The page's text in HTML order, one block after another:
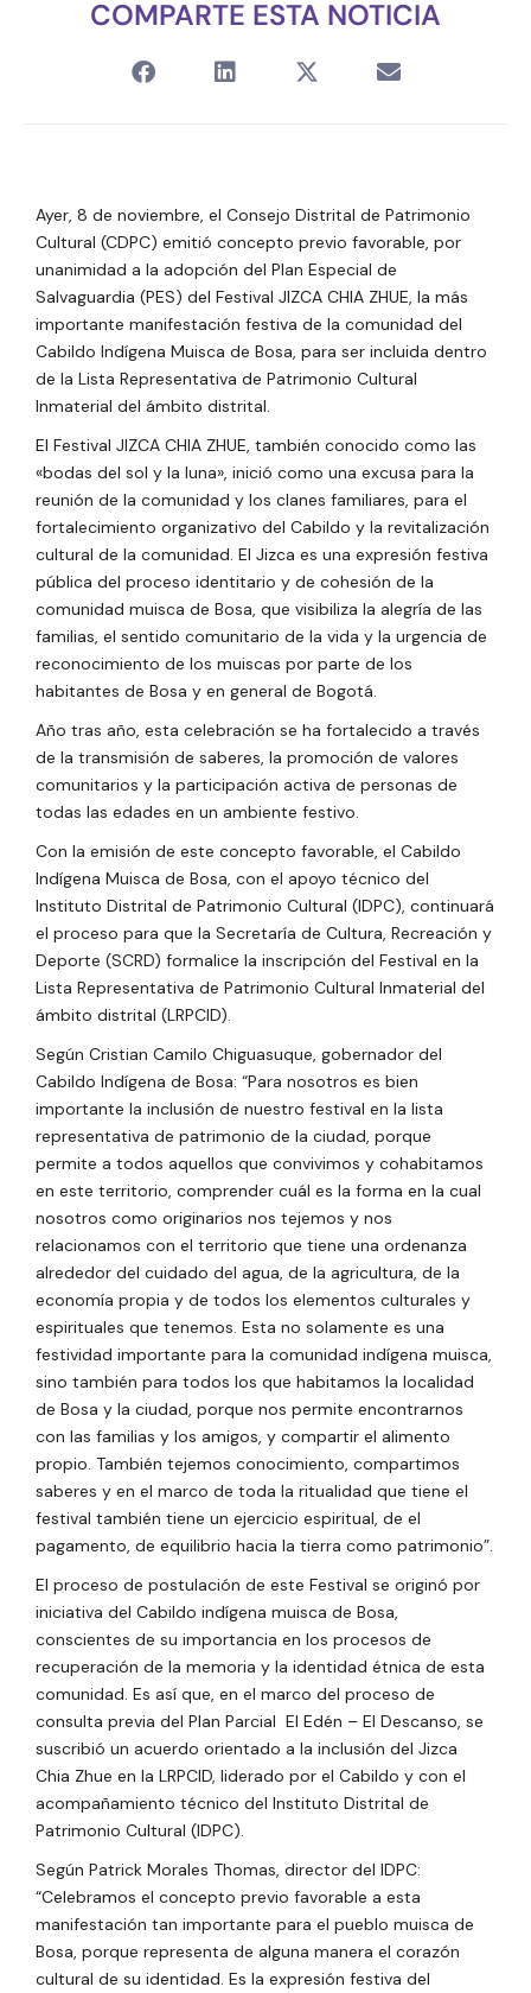
COMPARTE ESTA NOTICIA
Ayer, 8 de noviembre, el Consejo Distrital de Patrimonio
Cultural (CDPC) emitió concepto previo favorable, por
unanimidad a la adopción del Plan Especial de
Salvaguardia (PES) del Festival JIZCA CHIA ZHUE, la más
importante manifestación festiva de la comunidad del
Cabildo Indígena Muisca de Bosa, para ser incluida dentro
de la Lista Representativa de Patrimonio Cultural
Inmaterial del ámbito distrital.
El Festival JIZCA CHIA ZHUE, también conocido como las
«bodas del sol y la luna», inició como una excusa para la
reunión de la comunidad y los clanes familiares, para el
fortalecimiento organizativo del Cabildo y la revitalización
cultural de la comunidad. El Jizca es una expresión festiva
pública del proceso identitario y de cohesión de la
comunidad muisca de Bosa, que visibiliza la alegría de las
familias, el sentido comunitario de la vida y la urgencia de
reconocimiento de los muiscas por parte de los
habitantes de Bosa y en general de Bogotá.
Año tras año, esta celebración se ha fortalecido a través
de la transmisión de saberes, la promoción de valores
comunitarios y la participación activa de personas de
todas las edades en un ambiente festivo.
Con la emisión de este concepto favorable, el Cabildo
Indígena Muisca de Bosa, con el apoyo técnico del
Instituto Distrital de Patrimonio Cultural (IDPC), continuará
el proceso para que la Secretaría de Cultura, Recreación y
Deporte (SCRD) formalice la inscripción del Festival en la
Lista Representativa de Patrimonio Cultural Inmaterial del
ámbito distrital (LRPCID).
Según Cristian Camilo Chiguasuque, gobernador del
Cabildo Indígena de Bosa: “Para nosotros es bien
importante la inclusión de nuestro festival en la lista
representativa de patrimonio de la ciudad, porque
permite a todos aquellos que convivimos y cohabitamos
en este territorio, comprender cuál es la forma en la cual
nosotros como originarios nos tejemos y nos
relacionamos con el territorio que tiene una ordenanza
alrededor del cuidado del agua, de la agricultura, de la
economía propia y de todos los elementos culturales y
espirituales que tenemos. Esta no solamente es una
festividad importante para la comunidad indígena muisca,
sino también para todos los que habitamos la localidad
de Bosa y la ciudad, porque nos permite encontrarnos
con las familias y los amigos, y compartir el alimento
propio. También tejemos conocimiento, compartimos
saberes y en el marco de toda la ritualidad que tiene el
festival también tiene un ejercicio espiritual, de el
pagamento, de equilibrio hacia la tierra como patrimonio”.
El proceso de postulación de este Festival se originó por
iniciativa del Cabildo indígena muisca de Bosa,
conscientes de su importancia en los procesos de
recuperación de la memoria y la identidad étnica de esta
comunidad. Es así que, en el marco del proceso de
consulta previa del Plan Parcial El Edén – El Descanso, se
suscribió un acuerdo orientado a la inclusión del Jizca
Chia Zhue en la LRPCID, liderado por el Cabildo y con el
acompañamiento técnico del Instituto Distrital de
Patrimonio Cultural (IDPC).
Según Patrick Morales Thomas, director del IDPC:
“Celebramos el concepto previo favorable a esta
manifestación tan importante para el pueblo muisca de
Bosa, porque representa de alguna manera el corazón
cultural de su identidad. Es la expresión festiva del